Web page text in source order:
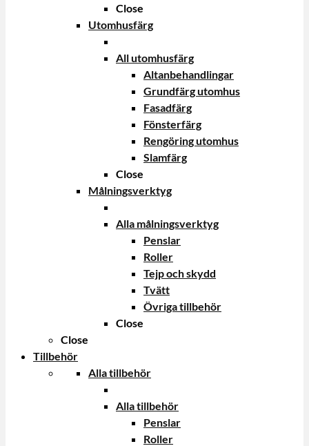
Close
Utomhusfärg
All utomhusfärg
Altanbehandlingar
Grundfärg utomhus
Fasadfärg
Fönsterfärg
Rengöring utomhus
Slamfärg
Close
Målningsverktyg
Alla målningsverktyg
Penslar
Roller
Tejp och skydd
Tvätt
Övriga tillbehör
Close
Close
Tillbehör
Alla tillbehör
Alla tillbehör
Penslar
Roller